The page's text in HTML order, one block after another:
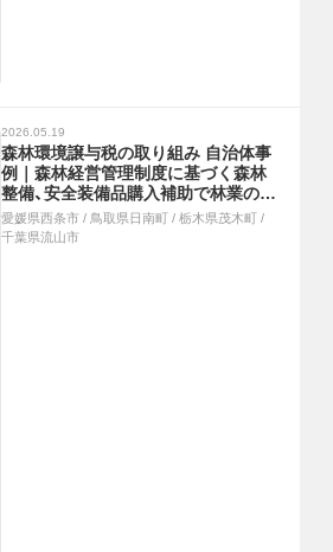
2026.05.19
森林環境譲与税の取り組み 自治体事
例｜森林経営管理制度に基づく森林
整備、安全装備品購入補助で林業の担
い手支援、補助金嵩上げで花粉症対策
事業を推進、「森の中の木の学び舎」
愛媛県西条市 / 鳥取県日南町 / 栃木県茂木町 /
千葉県流山市